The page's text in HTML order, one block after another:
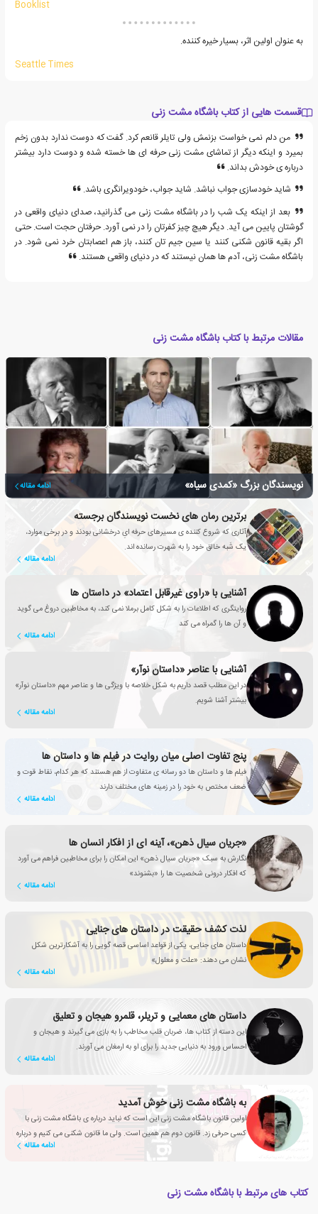
Booklist
به عنوان اولین اثر، بسیار خیره کننده.
Seattle Times
قسمت هایی از کتاب باشگاه مشت زنی
من دلم نمی خواست بزنمش ولی تایلر قانعم کرد. گفت که دوست ندارد بدون زخم
بمیرد و اینکه دیگر از تماشای مشت زنی حرفه ای ها خسته شده و دوست دارد بیشتر
درباره ی خودش بداند.
شاید خودسازی جواب نباشد. شاید جواب، خودویرانگری باشد.
بعد از اینکه یک شب را در باشگاه مشت زنی می گذرانید، صدای دنیای واقعی در
گوشتان پایین می آید. دیگر هیچ چیز کفرتان را در نمی آورد. حرفتان حجت است. حتی
اگر بقیه قانون شکنی کنند یا سین جیم تان کنند، باز هم اعصابتان خرد نمی شود. در
باشگاه مشت زنی، آدم ها همان نیستند که در دنیای واقعی هستند.
مقالات مرتبط با کتاب باشگاه مشت زنی
نویسندگان بزرگ «کمدی سیاه» ادامه مقاله
برترین رمان های نخست نویسندگان برجسته
آثاری که شروع کننده ی مسیرهای حرفه ایِ درخشانی بودند و در برخی موارد،
یک شَبه خالق خود را به شهرت رسانده اند.
ادامه مقاله
آشنایی با «راوی غیرقابل اعتماد» در داستان ها
روایتگری که اطلاعات را به شکل کامل برملا نمی کند، به مخاطبین دروغ می گوید
و آن ها را گمراه می کند
ادامه مقاله
آشنایی با عناصر «داستان نوآر»
در این مطلب قصد داریم به شکل خلاصه با ویژگی ها و عناصر مهم «داستان نوآر»
بیشتر آشنا شویم.
ادامه مقاله
پنج تفاوت اصلی میان روایت در فیلم ها و داستان ها
فیلم ها و داستان ها دو رسانه ی متفاوت از هم هستند که هر کدام، نقاط قوت و
ضعف مختص به خود را در زمینه های مختلف دارند
ادامه مقاله
«جریان سیال ذهن»، آینه ای از افکار انسان ها
نگارش به سبک «جریان سیال ذهن» این امکان را برای مخاطبین فراهم می آورد
که افکار درونی شخصیت ها را «بشنوند»
ادامه مقاله
لذت کشف حقیقت در داستان های جنایی
داستان های جنایی، یکی از قواعد اساسی قصه گویی را به آشکارترین شکل
نشان می دهند: «علت و معلول»
ادامه مقاله
داستان های معمایی و تریلر، قلمرو هیجان و تعلیق
این دسته از کتاب ها، ضربان قلب مخاطب را به بازی می گیرند و هیجان و
احساس ورود به دنیایی جدید را برای او به ارمغان می آورند.
ادامه مقاله
به باشگاه مشت زنی خوش آمدید
اولین قانون باشگاه مشت زنی این است که نباید درباره ی باشگاه مشت زنی با
کسی حرفی زد. قانون دوم هم همین است. ولی ما قانون شکنی می کنیم و درباره
ی «باشگاه مشت زنی» با شما حرف می زنیم.
ادامه مقاله
کتاب های مرتبط با باشگاه مشت زنی